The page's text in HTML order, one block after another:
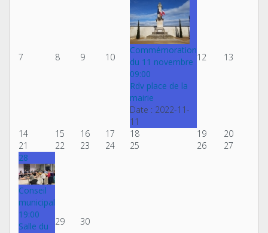
7 8 9 10
Commémoration
du 11 novembre
09:00
Rdv place de la
mairie
Date : 2022-11-
11
12 13
14 15 16 17 18 19
20
21
22 23 24 25 26
27
28
Conseil
municipal
19:00
Salle du
29 30